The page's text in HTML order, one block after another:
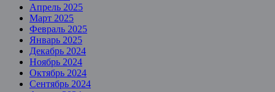
Апрель 2025
Март 2025
Февраль 2025
Январь 2025
Декабрь 2024
Ноябрь 2024
Октябрь 2024
Сентябрь 2024